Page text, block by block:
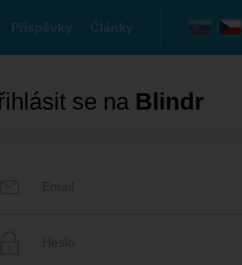
Příspěvky Články
se na Blindr